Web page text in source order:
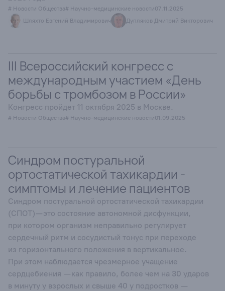
Шляхто Евгений Владимирович Дупляков Дмитрий Викторович
# Новости Общества# Научно-медицинские новости07.11.2025
# Новости Общества# Научно-медицинские новости01.09.2025
III Всероссийский конгресс с
международным участием «День
борьбы с тромбозом в России»
Конгресс пройдет 11 октября 2025 в Москве.
Синдром постуральной
ортостатической тахикардии -
симптомы и лечение пациентов
Синдром постуральной ортостатической тахикардии
(СПОТ)— это состояние автономной дисфункции,
при котором организм неправильно регулирует
сердечный ритм и сосудистый тонус при переходе
из горизонтального положения в вертикальное.
При этом наблюдается чрезмерное учащение
сердцебиения — как правило, более чем на 30 ударов
в минуту у взрослых и свыше 40 у подростков —